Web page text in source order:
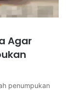
Agar
penumpukan